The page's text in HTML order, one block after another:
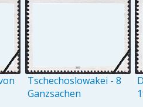
Tschechoslowakei - 8
Ganzsachen